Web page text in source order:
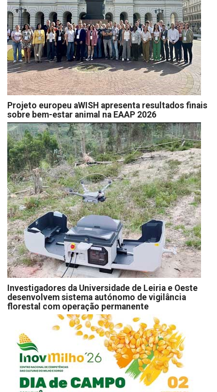
Projeto europeu aWISH apresenta resultados finais
sobre bem-estar animal na EAAP 2026
Investigadores da Universidade de Leiria e Oeste
desenvolvem sistema autónomo de vigilância
florestal com operação permanente